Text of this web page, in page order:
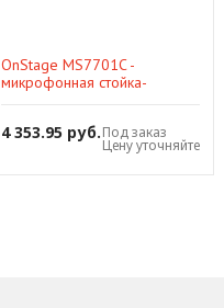
OnStage MS7701C -
микрофонная стойка-
4 353.95 руб.Под заказ
Цену уточняйте